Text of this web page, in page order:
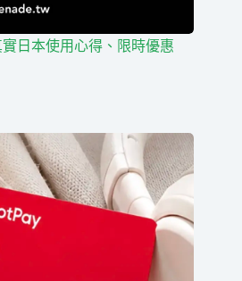
實日本使用心得、限時優惠